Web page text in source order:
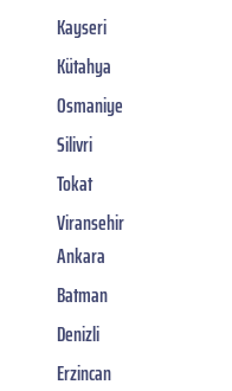
Kayseri
Kütahya
Osmaniye
Silivri
Tokat
Viransehir
Ankara
Batman
Denizli
Erzincan